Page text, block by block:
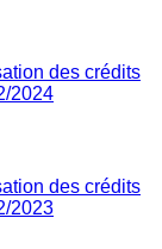
des crédits
2024
des crédits
2023